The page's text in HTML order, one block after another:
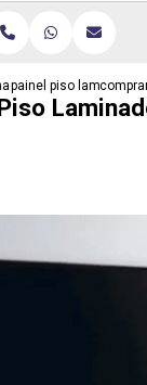
painel piso laminado